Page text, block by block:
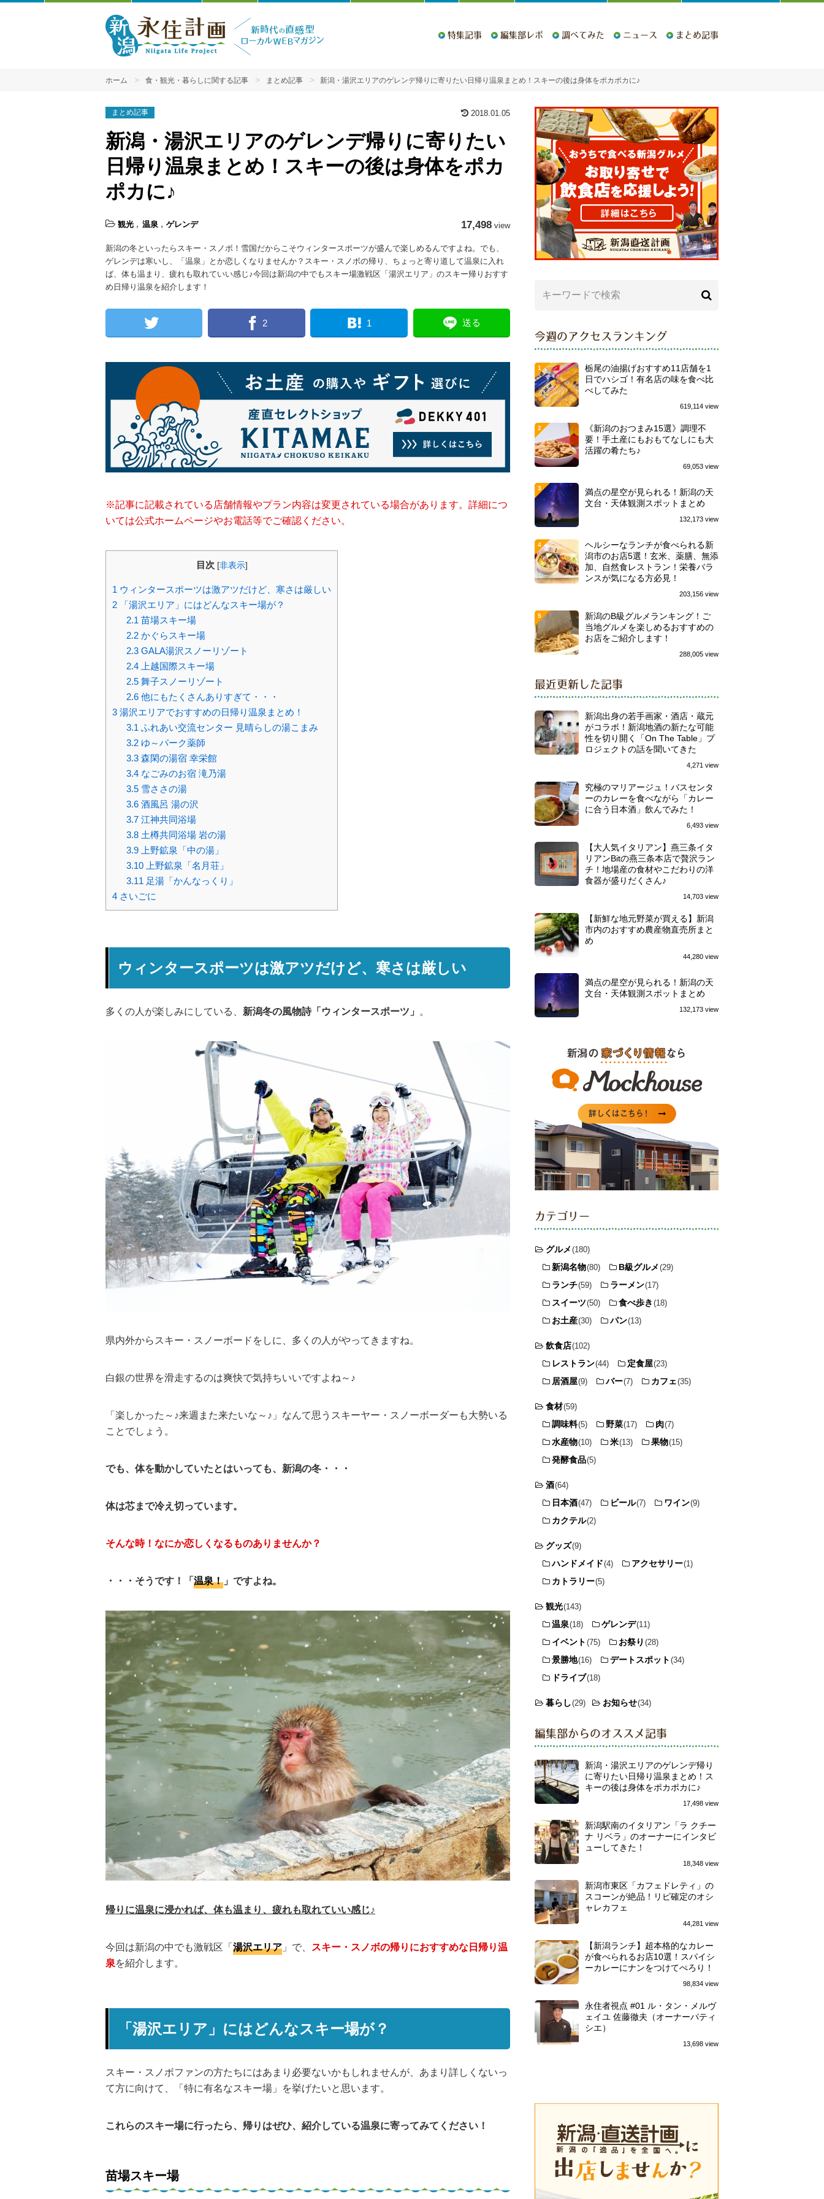
特集記事 編集部レポ 調べてみた ニュース まとめ記事
ホーム 食・観光・暮らしに関する記事 まとめ記事 新潟・湯沢エリアのゲレンデ帰りに寄りたい日帰り温泉まとめ！スキーの後は身体をポカポカに♪
まとめ記事 2018.01.05
新潟・湯沢エリアのゲレンデ帰りに寄りたい
日帰り温泉まとめ！スキーの後は身体をポカ
ポカに♪
観光 温泉 ゲレンデ 17,498 view
新潟の冬といったらスキー・スノボ！雪国だからこそウィンタースポーツが盛んで楽しめるんですよね。でも、
ゲレンデは寒いし、「温泉」とか恋しくなりませんか？スキー・スノボの帰り、ちょっと寄り道して温泉に入れ
ば、体も温まり、疲れも取れていい感じ♪今回は新潟の中でもスキー場激戦区「湯沢エリア」のスキー帰りおすす
め日帰り温泉を紹介します！
2 1 送る
※記事に記載されている店舗情報やプラン内容は変更されている場合があります。詳細につ
いては公式ホームページやお電話等でご確認ください。
目次 [非表示]
1 ウィンタースポーツは激アツだけど、寒さは厳しい
2 「湯沢エリア」にはどんなスキー場が？
2.1 苗場スキー場
2.2かぐらスキー場
2.3GALA湯沢スノーリゾート
2.4上越国際スキー場
2.5舞子スノーリゾート
2.6他にもたくさんありすぎて・・・
3 湯沢エリアでおすすめの日帰り温泉まとめ！
3.1 ふれあい交流センター 見晴らしの湯こまみ
3.2ゆ～パーク薬師
3.3森閑の湯宿 幸栄館
3.4なごみのお宿 滝乃湯
3.5雪ささの湯
3.6酒風呂 湯の沢
3.7江神共同浴場
3.8土樽共同浴場 岩の湯
3.9上野鉱泉「中の湯」
3.10上野鉱泉「名月荘」
3.11 足湯「かんなっくり」
4 さいごに
ウィンタースポーツは激アツだけど、寒さは厳しい
多くの人が楽しみにしている、 新潟冬の風物詩「ウィンタースポーツ」 。
県内外からスキー・スノーボードをしに、多くの人がやってきますね。
白銀の世界を滑走するのは爽快で気持ちいいですよね～♪
「楽しかった～♪来週また来たいな～♪」なんて思うスキーヤー・スノーボーダーも大勢いる
ことでしょう。
でも、体を動かしていたとはいっても、新潟の冬・・・
体は芯まで冷え切っています。
そんな時！なにか恋しくなるものありませんか？
・・・そうです！「 温泉！ 」ですよね。
帰りに温泉に浸かれば、体も温まり、疲れも取れていい感じ♪
今回は新潟の中でも激戦区「 湯沢エリア 」で、
スキー・スノボの帰りにおすすめな日帰り温
泉を紹介します。
「湯沢エリア」にはどんなスキー場が？
スキー・スノボファンの方たちにはあまり必要ないかもしれませんが、あまり詳しくないっ
て方に向けて、「特に有名なスキー場」を挙げたいと思います。
これらのスキー場に行ったら、帰りはぜひ、紹介している温泉に寄ってみてください！
苗場スキー場
今週のアクセスランキング
栃尾の油揚げおすすめ11店舗を1
日でハシゴ！有名店の味を食べ比
べしてみた
619,114 view
《新潟のおつまみ15選》調理不
要！手土産にもおもてなしにも大
活躍の肴たち♪
69,053 view
満点の星空が見られる！新潟の天
文台・天体観測スポットまとめ
132,173 view
ヘルシーなランチが食べられる新
潟市のお店5選！玄米、薬膳、無添
加、自然食レストラン！栄養バラ
ンスが気になる方必見！
203,156 view
新潟のB級グルメランキング！ご
当地グルメを楽しめるおすすめの
お店をご紹介します！
288,005 view
最近更新した記事
新潟出身の若手画家・酒店・蔵元
がコラボ！新潟地酒の新たな可能
性を切り開く「On The Table」プ
ロジェクトの話を聞いてきた
4,271 view
究極のマリアージュ！バスセンタ
ーのカレーを食べながら「カレー
に合う日本酒」飲んでみた！
6,493 view
【大人気イタリアン】燕三条イタ
リアンBitの燕三条本店で贅沢ラン
チ！地場産の食材やこだわりの洋
食器が盛りだくさん♪
14,703 view
【新鮮な地元野菜が買える】新潟
市内のおすすめ農産物直売所まと
め
44,280 view
満点の星空が見られる！新潟の天
文台・天体観測スポットまとめ
132,173 view
カテゴリー
グルメ(180)
新潟名物(80) B級グルメ(29)
ランチ(59) ラーメン(17)
スイーツ(50) 食べ歩き(18)
お土産(30) パン(13)
飲食店(102)
レストラン(44) 定食屋(23)
居酒屋(9) バー(7) カフェ(35)
食材(59)
調味料(5) 野菜(17) 肉(7)
水産物(10) 米(13) 果物(15)
発酵食品(5)
酒(64)
日本酒(47) ビール(7) ワイン(9)
カクテル(2)
グッズ(9)
ハンドメイド(4) アクセサリー(1)
カトラリー(5)
観光(143)
温泉(18) ゲレンデ(11)
イベント(75) お祭り (28)
景勝地(16) デートスポット(34)
ドライブ(18)
暮らし(29) お知らせ(34)
編集部からのオススメ記事
新潟・湯沢エリアのゲレンデ帰り
に寄りたい日帰り温泉まとめ！ス
キーの後は身体をポカポカに♪
17,498 view
新潟駅南のイタリアン「ラ クチー
ナ リベラ」のオーナーにインタビ
ューしてきた！
18,348 view
新潟市東区「カフェドレティ」の
スコーンが絶品！リピ確定のオシ
ャレカフェ
44,281 view
【新潟ランチ】超本格的なカレー
が食べられるお店10選！スパイシ
ーカレーにナンをつけてぺろり！
98,834 view
永住者視点 #01 ル・タン・メルヴ
ェイユ 佐藤徹夫（オーナーパティ
シエ）
13,698 view